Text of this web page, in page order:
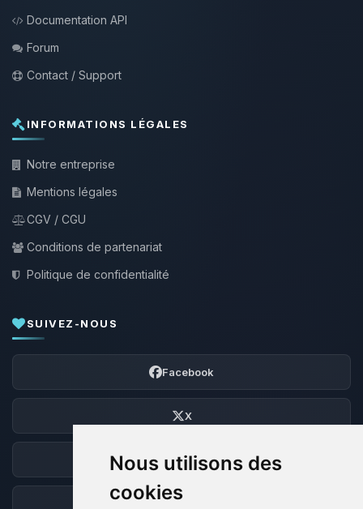
Nous utilisons des
cookies
Documentation API
Forum
Contact / Support
INFORMATIONS LÉGALES
Notre entreprise
Mentions légales
CGV / CGU
Conditions de partenariat
Politique de confidentialité
SUIVEZ-NOUS
Facebook
X
Discord
Forum